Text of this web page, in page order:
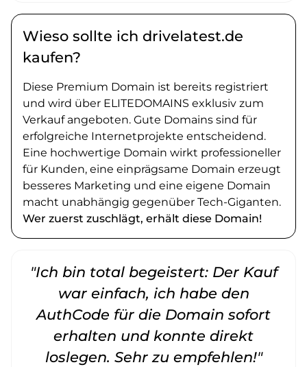
Wieso sollte ich drivelatest.de
kaufen?
Diese Premium Domain ist bereits registriert
und wird über ELITEDOMAINS exklusiv zum
Verkauf angeboten. Gute Domains sind für
erfolgreiche Internetprojekte entscheidend.
Eine hochwertige Domain wirkt professioneller
für Kunden, eine einprägsame Domain erzeugt
besseres Marketing und eine eigene Domain
macht unabhängig gegenüber Tech-Giganten.
Wer zuerst zuschlägt, erhält diese Domain!
"Ich bin total begeistert: Der Kauf
war einfach, ich habe den
AuthCode für die Domain sofort
erhalten und konnte direkt
loslegen. Sehr zu empfehlen!"